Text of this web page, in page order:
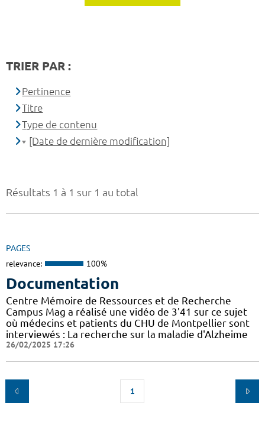
Résultats 1 à 1 sur 1 au total
PAGES
relevance: 100%
Documentation
Centre Mémoire de Ressources et de Recherche
Campus Mag a réalisé une vidéo de 3'41 sur ce sujet
où médecins et patients du CHU de Montpellier sont
interviewés : La recherche sur la maladie d'Alzheime
26/02/2025 17:26
1
TRIER PAR :
Pertinence
Titre
Type de contenu
[Date de dernière modification]